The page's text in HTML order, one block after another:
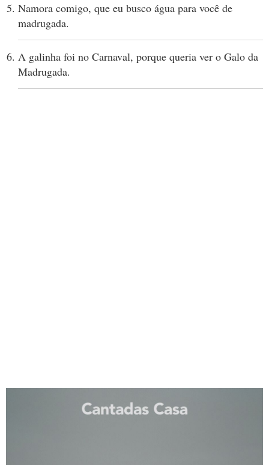
Namora comigo, que eu busco água para você de
madrugada.
A galinha foi no Carnaval, porque queria ver o Galo da
Madrugada.